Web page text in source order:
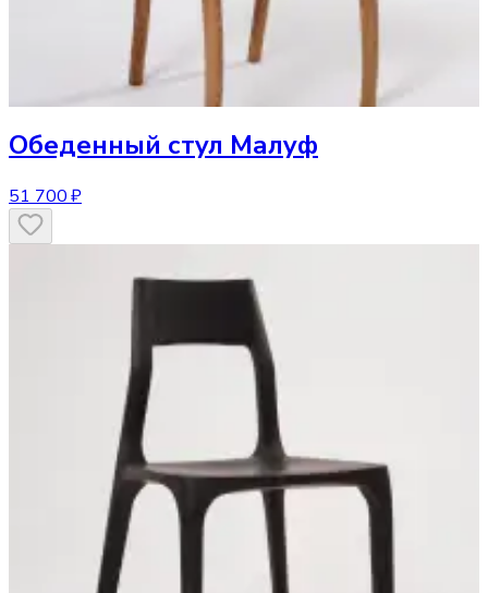
Обеденный стул Малуф
51 700 ₽